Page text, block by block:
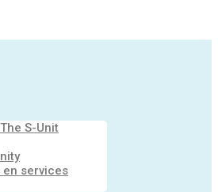
S-Unit
en services